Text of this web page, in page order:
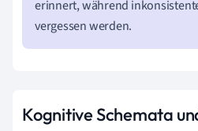
erinnert, während
vergessen werden.
Kognitive Schemata